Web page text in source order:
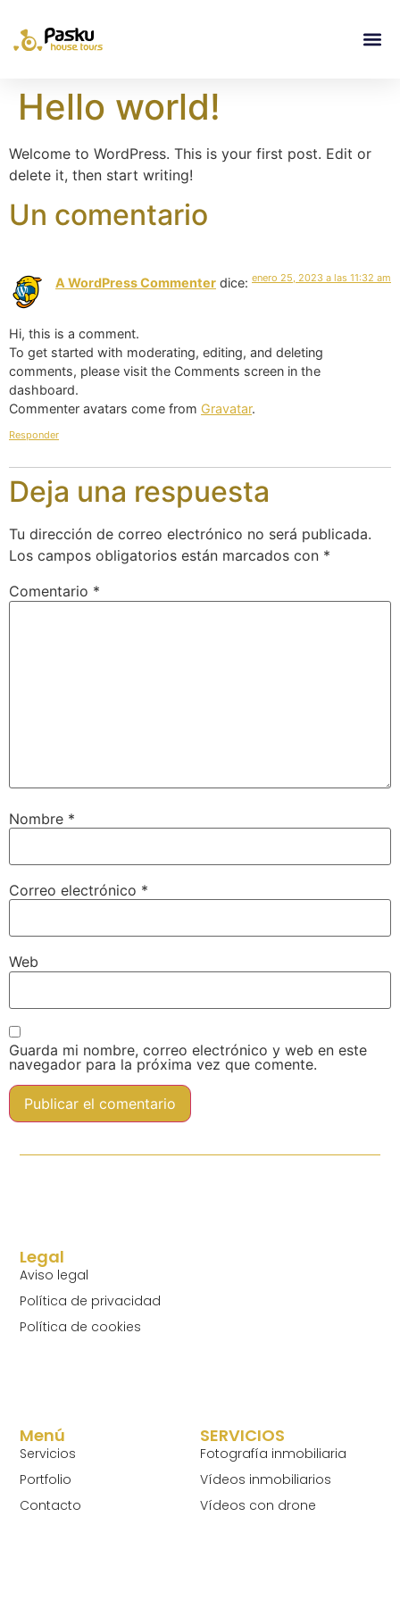
Hello world!
Welcome to WordPress. This is your first post. Edit or
delete it, then start writing!
Un comentario
A WordPress Commenter dice: enero 25, 2023 a las 11:32 am
Hi, this is a comment.
To get started with moderating, editing, and deleting
comments, please visit the Comments screen in the
dashboard.
Commenter avatars come from Gravatar.
Responder
Deja una respuesta
Tu dirección de correo electrónico no será publicada.
Los campos obligatorios están marcados con *
Comentario *
Nombre *
Correo electrónico *
Web
Guarda mi nombre, correo electrónico y web en este
navegador para la próxima vez que comente.
SERVICIOS
Fotografía inmobiliaria
Vídeos inmobiliarios
Vídeos con drone
Menú
Servicios
Portfolio
Contacto
Legal
Aviso legal
Política de privacidad
Política de cookies